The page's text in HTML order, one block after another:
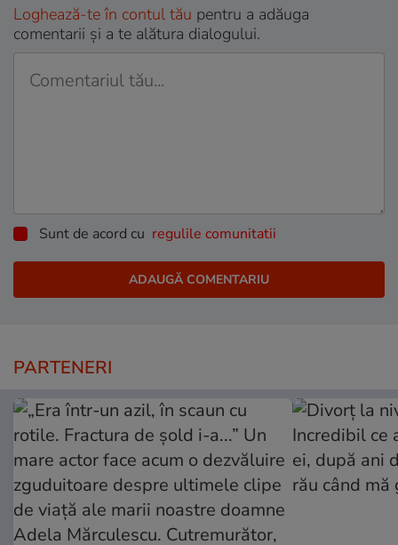
Loghează-te în contul tău pentru a adăuga
comentarii și a te alătura dialogului.
Sunt de acord cu regulile comunitatii
PARTENERI